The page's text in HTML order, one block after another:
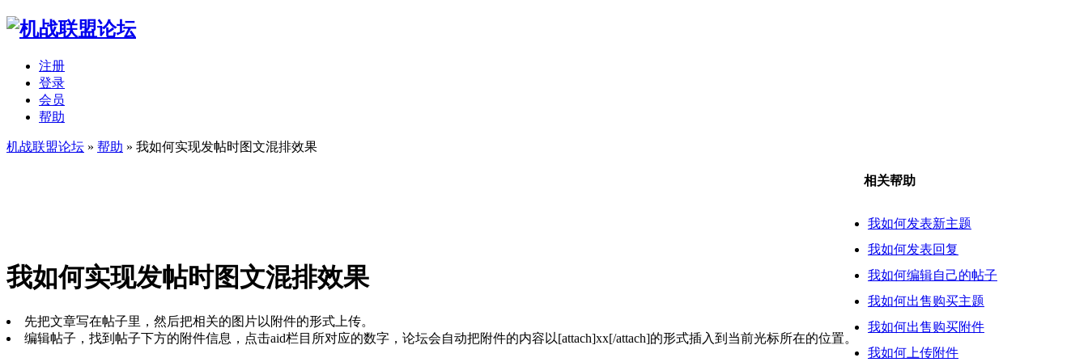
注册
登录
会员
帮助
机战联盟论坛 » 帮助 » 我如何实现发帖时图文混排效果
我如何实现发帖时图文混排效果
先把文章写在帖子里，然后把相关的图片以附件的形式上传。
编辑帖子，找到帖子下方的附件信息，点击aid栏目所对应的数字，论坛会自动把附件的内容以[attach]xx[/attach]的形式插入到当前光标所在的位置。
相关帮助
我如何发表新主题
我如何发表回复
我如何编辑自己的帖子
我如何出售购买主题
我如何出售购买附件
我如何上传附件